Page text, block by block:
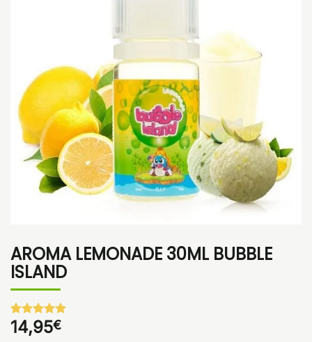
AROMA LEMONADE 30ML BUBBLE
ISLAND
Valorado
con 5de 5
1
14,95€